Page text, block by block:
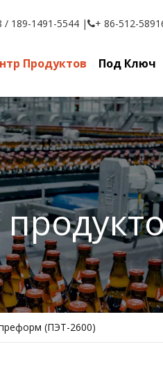
/ 189-1491-5544 | + 86-512-
Продуктов Под Ключ
(ПЭТ-2600)